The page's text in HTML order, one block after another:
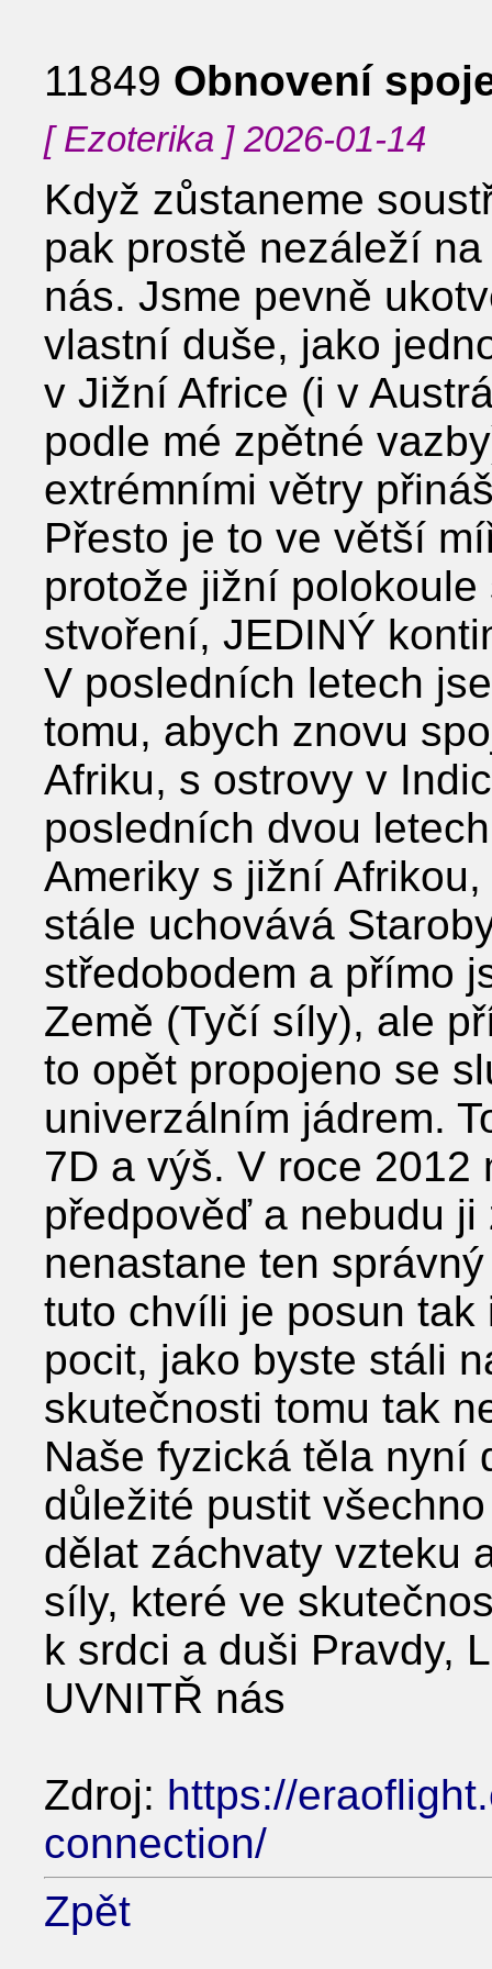
11849 Obnovení
[ Ezoterika ] 2026-01-14
Když zůstaneme
pak prostě nezáleží
nás. Jsme pevně
vlastní duše, jako
v Jižní Africe (i v
podle mé zpětné
extrémními větry
Přesto je to ve větší
protože jižní
stvoření, JEDINÝ
V posledních letech
tomu, abych znovu
Afriku, s ostrovy v
posledních dvou
Ameriky s jižní
stále uchovává
středobodem a přímo
Země (Tyčí síly), ale
to opět propojeno se
univerzálním jádrem.
7D a výš. V roce 2012
předpověď a nebudu
nenastane ten
tuto chvíli je posun
pocit, jako byste stáli
skutečnosti tomu tak
Naše fyzická těla nyní
důležité pustit
dělat záchvaty vzteku
síly, které ve
k srdci a duši Pravdy,
UVNITŘ nás
Zdroj: https://
connection/
Zpět